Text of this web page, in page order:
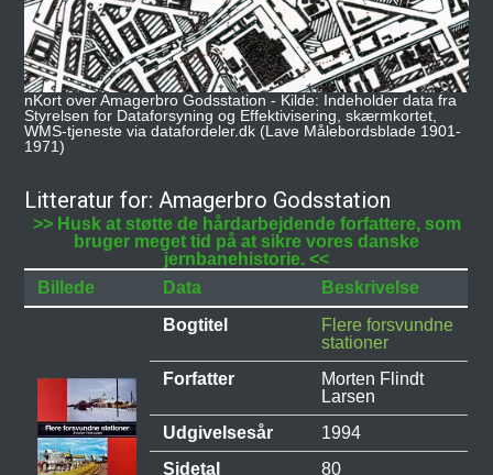
nKort over Amagerbro Godsstation - Kilde: Indeholder data fra
Styrelsen for Dataforsyning og Effektivisering, skærmkortet,
WMS-tjeneste via datafordeler.dk (Lave Målebordsblade 1901-
1971)
Litteratur for: Amagerbro Godsstation
>> Husk at støtte de hårdarbejdende forfattere, som
bruger meget tid på at sikre vores danske
jernbanehistorie. <<
Billede
Data
Beskrivelse
Bogtitel
Flere forsvundne
stationer
Forfatter
Morten Flindt
Larsen
Udgivelsesår
1994
Sidetal
80